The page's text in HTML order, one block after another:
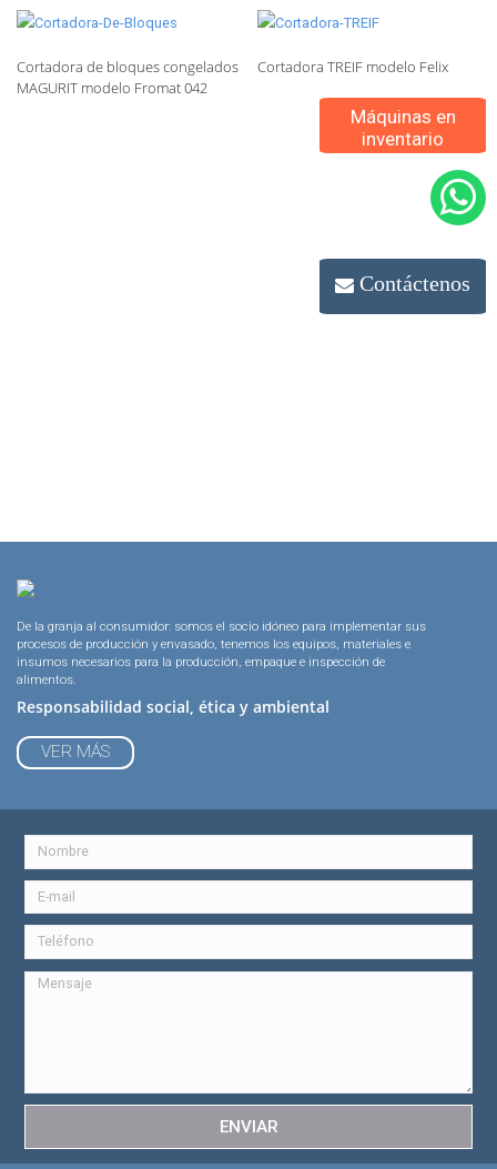
Contáctenos
Máquinas en
inventario
Cortadora de bloques congelados
MAGURIT modelo Fromat 042
Cortadora TREIF modelo Felix
De la granja al consumidor: somos el socio idóneo para implementar sus
procesos de producción y envasado, tenemos los equipos, materiales e
insumos necesarios para la producción, empaque e inspección de
alimentos.
Responsabilidad social, ética y ambiental
VER MÁS
ENVIAR